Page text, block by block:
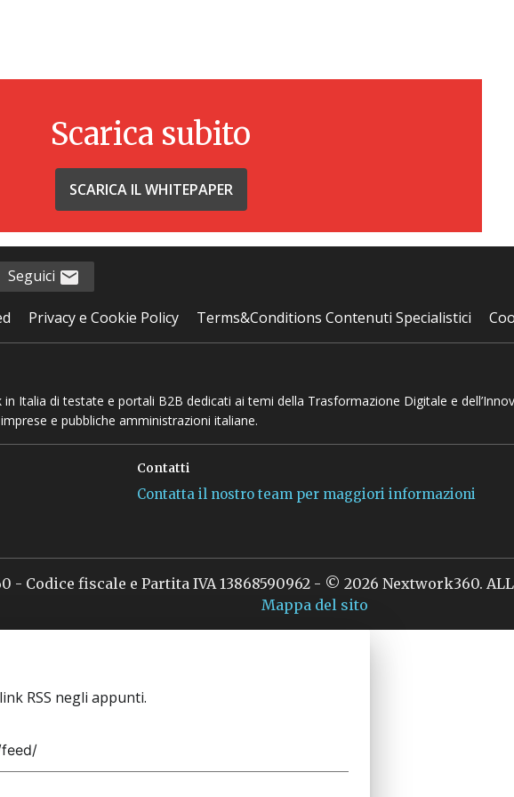
Scarica subito
SCARICA IL WHITEPAPER
Seguici
Privacy e Cookie Policy Terms&Conditions Contenuti Specialistici
Italia di testate e portali B2B dedicati ai temi della Trasformazione Digitale e
e pubbliche amministrazioni italiane.
Contatti
Contatta il nostro team per maggiori informazioni
- Codice fiscale e Partita IVA 13868590962 - © 2026 Nextwork360. ALL
Mappa del sito
RSS negli appunti.